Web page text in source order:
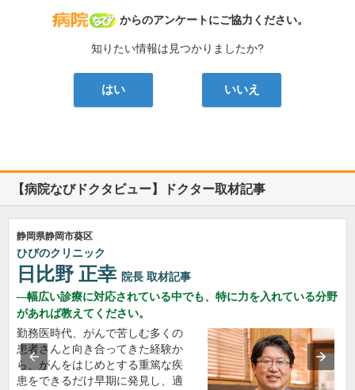
病院なび
からのアンケートにご協力ください。
知りたい情報は見つかりましたか?
はい いいえ
【病院なびドクタビュー】ドクター取材記事
静岡県静岡市葵区
ひびのクリニック
日比野 正幸 院長 取材記事
幅広い診療に対応されている中でも、特に力を入れている分野
があれば教えてください。
勤務医時代、がんで苦しむ多くの
患者さんと向き合ってきた経験か
ら、がんをはじめとする重篤な疾
患をできるだけ早期に発見し、適